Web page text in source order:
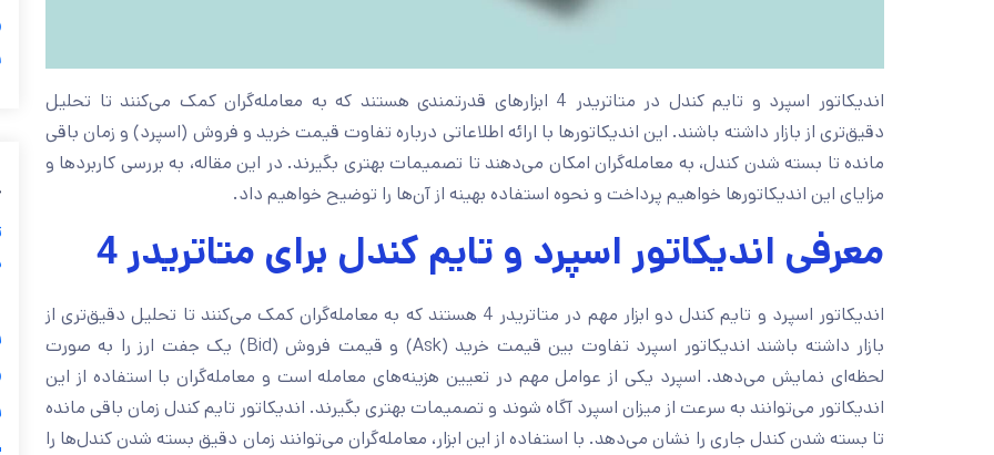
اندیکاتور اسپرد و تایم کندل در متاتریدر 4 ابزارهای قدرتمندی هستند که به معامله‌گران کمک می‌کنند تا تحلیل
دقیق‌تری از بازار داشته باشند. این اندیکاتورها با ارائه اطلاعاتی درباره تفاوت قیمت خرید و فروش (اسپرد) و زمان باقی‌
مانده تا بسته شدن کندل، به معامله‌گران امکان می‌دهند تا تصمیمات بهتری بگیرند. در این مقاله، به بررسی کاربردها و
مزایای این اندیکاتورها خواهیم پرداخت و نحوه استفاده بهینه از آن‌ها را توضیح خواهیم داد.
معرفی اندیکاتور اسپرد و تایم کندل برای متاتریدر 4
اندیکاتور اسپرد و تایم کندل دو ابزار مهم در متاتریدر 4 هستند که به معامله‌گران کمک می‌کنند تا تحلیل دقیق‌تری از
بازار داشته باشند اندیکاتور اسپرد تفاوت بین قیمت خرید (Ask) و قیمت فروش (Bid) یک جفت ارز را به صورت
لحظه‌ای نمایش می‌دهد. اسپرد یکی از عوامل مهم در تعیین هزینه‌های معامله است و معامله‌گران با استفاده از این
اندیکاتور می‌توانند به سرعت از میزان اسپرد آگاه شوند و تصمیمات بهتری بگیرند. اندیکاتور تایم کندل زمان باقی ‌مانده
تا بسته شدن کندل جاری را نشان می‌دهد. با استفاده از این ابزار، معامله‌گران می‌توانند زمان دقیق بسته شدن کندل‌ها را